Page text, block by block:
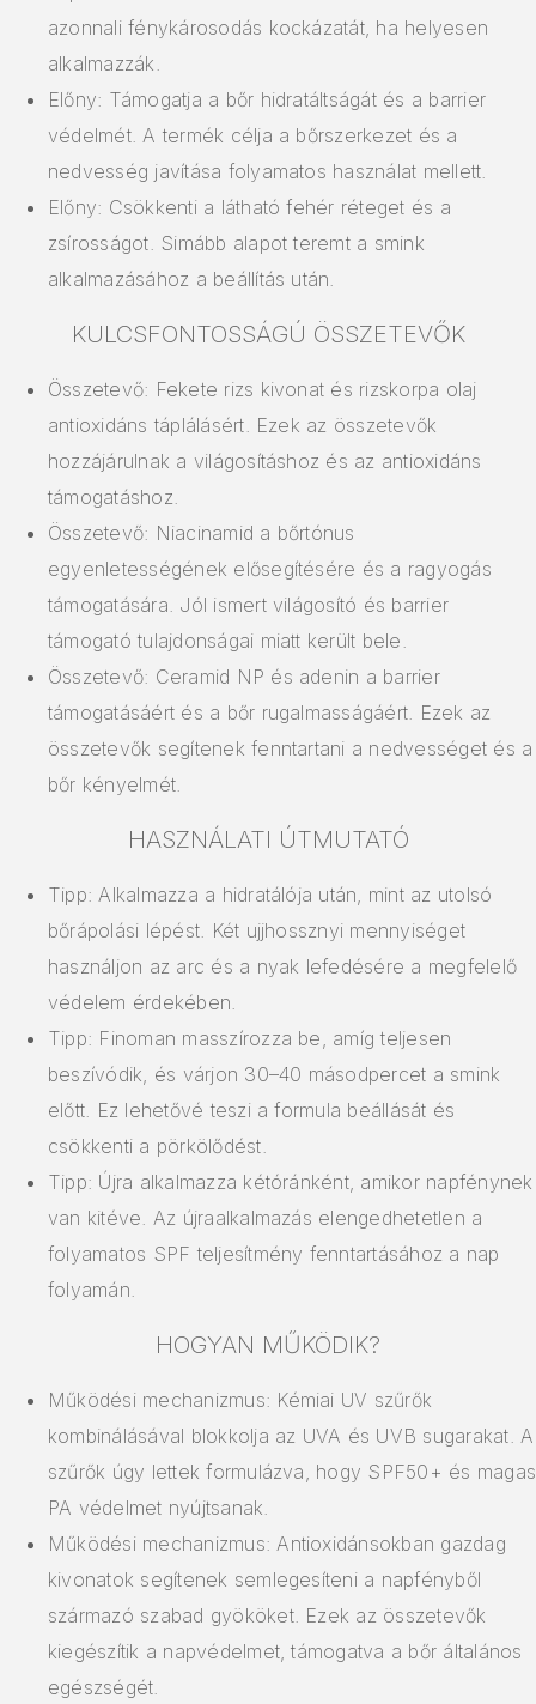
azonnali fénykárosodás kockázatát, ha helyesen
alkalmazzák.
Előny: Támogatja a bőr hidratáltságát és a barrier
védelmét. A termék célja a bőrszerkezet és a
nedvesség javítása folyamatos használat mellett.
Előny: Csökkenti a látható fehér réteget és a
zsírosságot. Simább alapot teremt a smink
alkalmazásához a beállítás után.
KULCSFONTOSSÁGÚ ÖSSZETEVŐK
Összetevő: Fekete rizs kivonat és rizskorpa olaj
antioxidáns táplálásért. Ezek az összetevők
hozzájárulnak a világosításhoz és az antioxidáns
támogatáshoz.
Összetevő: Niacinamid a bőrtónus
egyenletességének elősegítésére és a ragyogás
támogatására. Jól ismert világosító és barrier
támogató tulajdonságai miatt került bele.
Összetevő: Ceramid NP és adenin a barrier
támogatásáért és a bőr rugalmasságáért. Ezek az
összetevők segítenek fenntartani a nedvességet és a
bőr kényelmét.
HASZNÁLATI ÚTMUTATÓ
Tipp: Alkalmazza a hidratálója után, mint az utolsó
bőrápolási lépést. Két ujjhossznyi mennyiséget
használjon az arc és a nyak lefedésére a megfelelő
védelem érdekében.
Tipp: Finoman masszírozza be, amíg teljesen
beszívódik, és várjon 30–40 másodpercet a smink
előtt. Ez lehetővé teszi a formula beállását és
csökkenti a pörkölődést.
Tipp: Újra alkalmazza kétóránként, amikor napfénynek
van kitéve. Az újraalkalmazás elengedhetetlen a
folyamatos SPF teljesítmény fenntartásához a nap
folyamán.
HOGYAN MŰKÖDIK?
Működési mechanizmus: Kémiai UV szűrők
kombinálásával blokkolja az UVA és UVB sugarakat. A
szűrők úgy lettek formulázva, hogy SPF50+ és magas
PA védelmet nyújtsanak.
Működési mechanizmus: Antioxidánsokban gazdag
kivonatok segítenek semlegesíteni a napfényből
származó szabad gyököket. Ezek az összetevők
kiegészítik a napvédelmet, támogatva a bőr általános
egészségét.